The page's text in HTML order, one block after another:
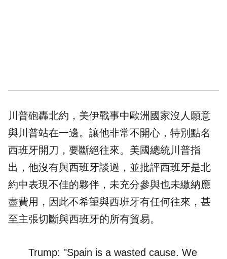
川普砲轟北約，美伊戰事中歐洲國家沒人願意
與川普站在一邊。讓他非常不開心，特別點名
西班牙開刀，要斷絕往來。美國總統川普指
出，他沒有與西班牙談過，並批評西班牙是北
約中表現不佳的夥伴，未充分參與也未繳納應
盡費用，因此不希望與西班牙有任何往來，甚
至主張切斷與西班牙的所有貿易。
Trump: "Spain is a wasted cause. We